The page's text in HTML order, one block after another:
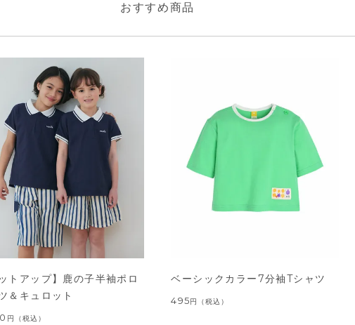
おすすめ商品
ットアップ】鹿の子半袖ポロ
＆キュロット
円 （税込）
ベーシックカラー7分袖Tシャツ
495円 （税込）